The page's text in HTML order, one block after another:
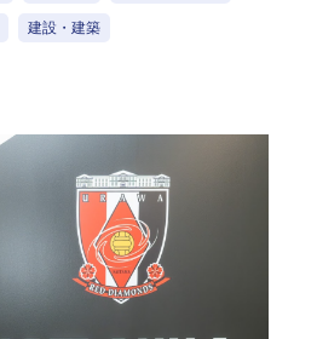
建設・建築